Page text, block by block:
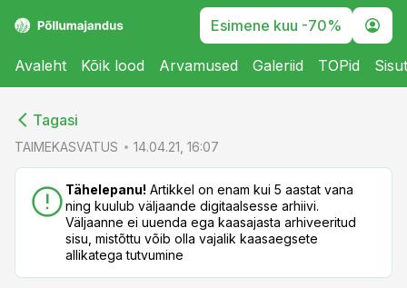
Esimene kuu -70%
Avaleht Kõik lood Arvamused Galeriid TOPid
Tagasi
TAIMEKASVATUS 14.04.21, 16:07
Tähelepanu! Artikkel on enam kui 5 aastat vana
ning kuulub väljaande digitaalsesse arhiivi.
Väljaanne ei uuenda ega kaasajasta arhiveeritud
sisu, mistõttu võib olla vajalik kaasaegsete
allikatega tutvumine